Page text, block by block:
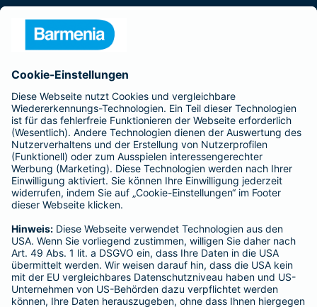
Barmenia ist Teil der BarmeniaGothaer
BELIEBTE SEITEN
Kranken-Zusatzversicherung
Tierversicherungen
Haftpflichtversicherung
Hausratversicherung
Adresse ändern
Schaden melden
Kilometerstandsmeldung
Serviceübersicht